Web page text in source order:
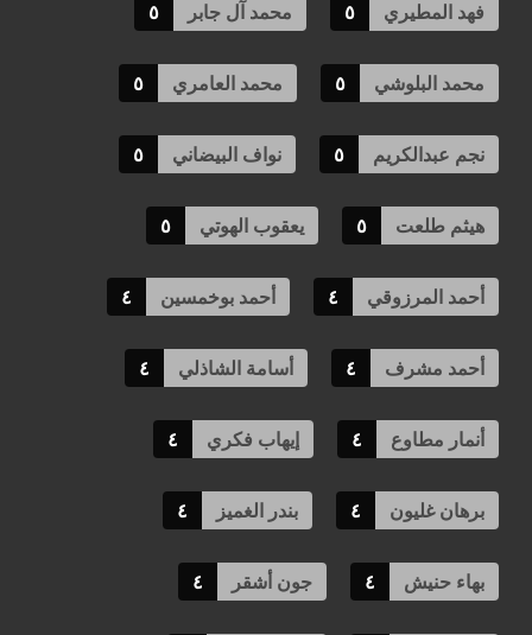
فهد المطيري ٥ محمد آل جابر ٥
محمد البلوشي ٥ محمد العامري ٥
نجم عبدالكريم ٥ نواف البيضاني ٥
هيثم طلعت ٥ يعقوب الهوتي ٥
أحمد المرزوقي ٤ أحمد بوخمسين ٤
أحمد مشرف ٤ أسامة الشاذلي ٤
أنمار مطاوع ٤ إيهاب فكري ٤
برهان غليون ٤ بندر الغميز ٤
بهاء حنيش ٤ جون أشقر ٤